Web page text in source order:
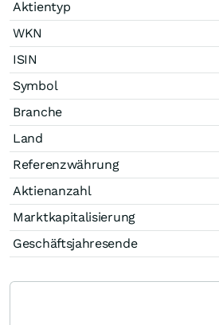
Aktientyp
WKN
ISIN
Symbol
Branche
Land
Referenzwährung
Aktienanzahl
Marktkapitalisierung
Geschäftsjahresende